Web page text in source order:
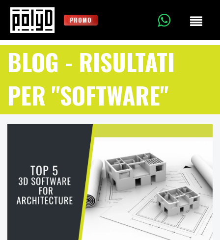
PROMO
BLOG - RISULTATI
PER "SOFTWARE"